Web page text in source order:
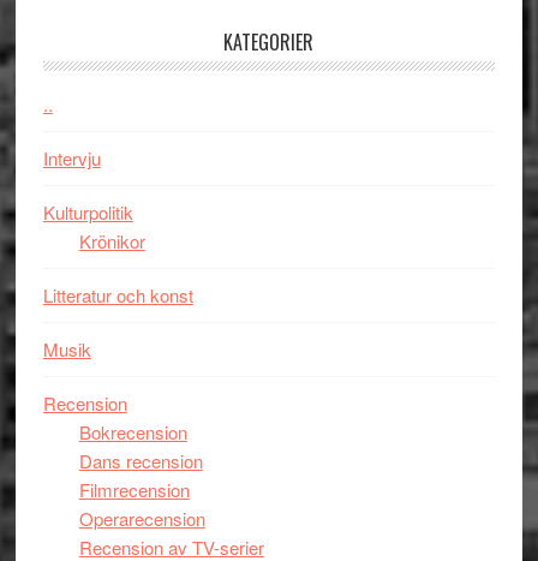
kan
KATEGORIER
..
Intervju
Kulturpolitik
Krönikor
Litteratur och konst
Musik
Recension
Bokrecension
Dans recension
Filmrecension
Operarecension
Recension av TV-serier